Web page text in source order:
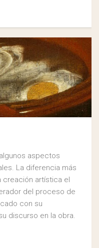
aspectos
La diferencia más
creación artística el
del proceso de
con su
discurso en la obra.